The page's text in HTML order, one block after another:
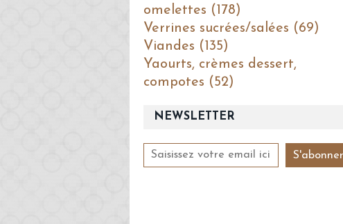
NEWSLETTER
omelettes (178)
Verrines sucrées/salées (69)
Viandes (135)
Yaourts, crèmes dessert,
compotes (52)